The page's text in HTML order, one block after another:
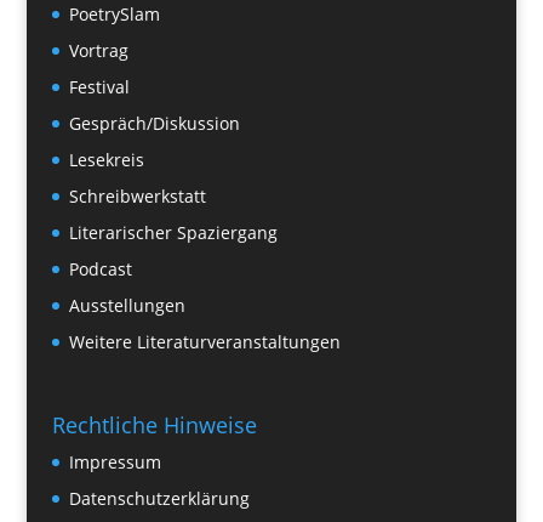
PoetrySlam
Vortrag
Festival
Gespräch/Diskussion
Lesekreis
Schreibwerkstatt
Literarischer Spaziergang
Podcast
Ausstellungen
Weitere Literaturveranstaltungen
Rechtliche Hinweise
Impressum
Datenschutzerklärung